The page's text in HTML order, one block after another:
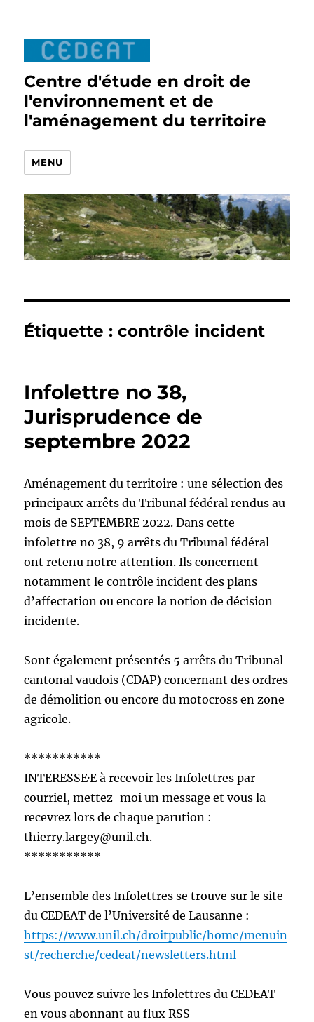
Centre d'étude en droit de
l'environnement et de
l'aménagement du territoire
MENU
Étiquette :contrôle incident
Infolettre no 38,
Jurisprudence de
septembre 2022
Aménagement du territoire : une sélection des
principaux arrêts du Tribunal fédéral rendus au
mois de SEPTEMBRE 2022. Dans cette
infolettre no 38, 9 arrêts du Tribunal fédéral
ont retenu notre attention. Ils concernent
notamment le contrôle incident des plans
d’affectation ou encore la notion de décision
incidente.
Sont également présentés 5 arrêts du Tribunal
cantonal vaudois (CDAP) concernant des ordres
de démolition ou encore du motocross en zone
agricole.
***********
INTERESSE·E à recevoir les Infolettres par
courriel, mettez-moi un message et vous la
recevrez lors de chaque parution :
thierry.largey@unil.ch.
***********
L’ensemble des Infolettres se trouve sur le site
du CEDEAT de l’Université de Lausanne :
https://www.unil.ch/droitpublic/home/menuin
st/recherche/cedeat/newsletters.html
Vous pouvez suivre les Infolettres du CEDEAT
en vous abonnant au flux RSS